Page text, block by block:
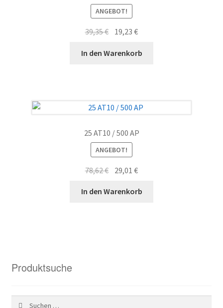
ANGEBOT!
39,35€ Ursprünglicher
war:
19,23€Aktueller
ist:
In den Warenkorb
25 AT10 / 500 AP
ANGEBOT!
78,62€ Ursprünglicher
war:
29,01€Aktueller
ist:
In den Warenkorb
Produktsuche